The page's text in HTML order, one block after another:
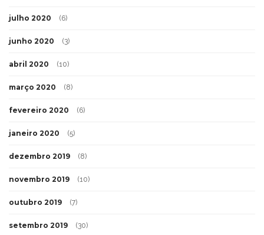
julho 2020 (6)
junho 2020 (3)
abril 2020 (10)
março 2020 (8)
fevereiro 2020 (6)
janeiro 2020 (5)
dezembro 2019 (8)
novembro 2019 (10)
outubro 2019 (7)
setembro 2019 (30)